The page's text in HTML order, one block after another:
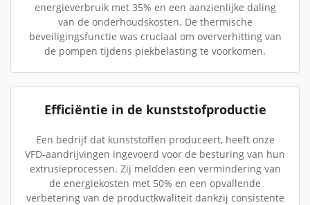
energieverbruik met 35% en een aanzienlijke daling
van de onderhoudskosten. De thermische
beveiligingsfunctie was cruciaal om oververhitting van
de pompen tijdens piekbelasting te voorkomen.
Efficiëntie in de kunststofproductie
Een bedrijf dat kunststoffen produceert, heeft onze
VFD-aandrijvingen ingevoerd voor de besturing van hun
extrusieprocessen. Zij meldden een vermindering van
de energiekosten met 50% en een opvallende
verbetering van de productkwaliteit dankzij consistente